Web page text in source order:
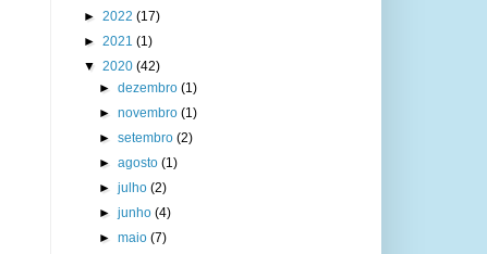
► 2022 (17)
► 2021 (1)
▼ 2020 (42)
► dezembro (1)
► novembro (1)
► setembro (2)
► agosto (1)
► julho (2)
► junho (4)
► maio (7)